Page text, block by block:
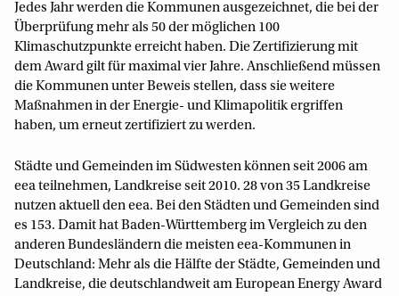
Jedes Jahr werden die Kommunen ausgezeichnet, die bei der
Überprüfung mehr als 50 der möglichen 100
Klimaschutzpunkte erreicht haben. Die Zertifizierung mit
dem Award gilt für maximal vier Jahre. Anschließend müssen
die Kommunen unter Beweis stellen, dass sie weitere
Maßnahmen in der Energie- und Klimapolitik ergriffen
haben, um erneut zertifiziert zu werden.
Städte und Gemeinden im Südwesten können seit 2006 am
eea teilnehmen, Landkreise seit 2010. 28 von 35 Landkreise
nutzen aktuell den eea. Bei den Städten und Gemeinden sind
es 153. Damit hat Baden-Württemberg im Vergleich zu den
anderen Bundesländern die meisten eea-Kommunen in
Deutschland: Mehr als die Hälfte der Städte, Gemeinden und
Landkreise, die deutschlandweit am European Energy Award